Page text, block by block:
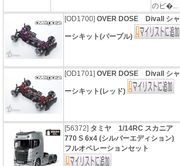
のピ�...
[OD1700]OVER DOSE Divall シャ
ーシキット(パープル)
[OD1701]OVER DOSE Divall シャ
ーシキット(レッド)
[56372] タミヤ 1/14RC スカニア
770 S 6x4 (シルバーエディション)
フルオペレーションセット